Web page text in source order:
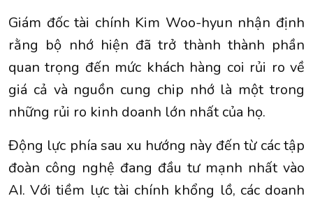
Giám đốc tài chính Kim Woo-hyun nhận định
rằng bộ nhớ hiện đã trở thành thành phần
quan trọng đến mức khách hàng coi rủi ro về
giá cả và nguồn cung chip nhớ là một trong
những rủi ro kinh doanh lớn nhất của họ.
Động lực phía sau xu hướng này đến từ các tập
đoàn công nghệ đang đầu tư mạnh nhất vào
AI. Với tiềm lực tài chính khổng lồ, các doanh